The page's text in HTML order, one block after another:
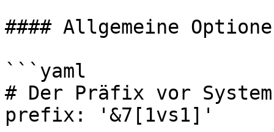
#### Allgemeine
```yaml
# Der Präfix vor
prefix: '&7[1vs1]'